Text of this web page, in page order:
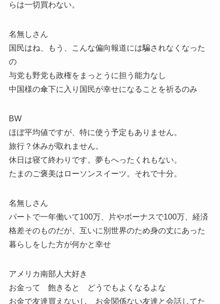
らは一切買わない。
名無しさん
国民はね、もう、こんな偏向報道には騙されなくなった
の
与党も野党も政権をまっとうに担う能力なし
中国様の傘下に入り国民が幸せになることを祈るのみ
BW
ほぼ平均値ですが、特に使う予定もありません。
旅行？休みが取れません。
休日は寝て終わりです。夢もへったくれもない。
たまのご褒美はローソンスイーツ。それで十分。
名無しさん
パートで一年働いて100万、片やボーナスで100万、経済
格差そのものだが、互いに別世界のため身の丈にあった
暮らしをした方が何かと幸せ
アメリカ南部人大好き
お金って 飽きると どうでもよくなるよな
お金で友達買えないし お金関係ない友達と会話してた